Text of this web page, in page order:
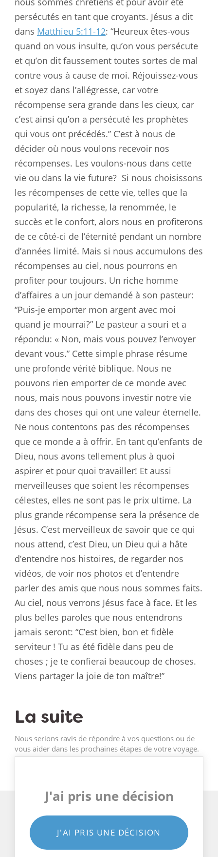
persécutés en tant que croyants. Jésus a dit
dans Matthieu 5:11-12: “Heureux êtes-vous
quand on vous insulte, qu’on vous persécute
et qu’on dit faussement toutes sortes de mal
contre vous à cause de moi. Réjouissez-vous
et soyez dans l’allégresse, car votre
récompense sera grande dans les cieux, car
c’est ainsi qu’on a persécuté les prophètes
qui vous ont précédés.” C’est à nous de
décider où nous voulons recevoir nos
récompenses. Les voulons-nous dans cette
vie ou dans la vie future? Si nous choisissons
les récompenses de cette vie, telles que la
popularité, la richesse, la renommée, le
succès et le confort, alors nous en profiterons
de ce côté-ci de l’éternité pendant un nombre
d’années limité. Mais si nous accumulons des
récompenses au ciel, nous pourrons en
profiter pour toujours. Un riche homme
d’affaires a un jour demandé à son pasteur:
“Puis-je emporter mon argent avec moi
quand je mourrai?” Le pasteur a souri et a
répondu: « Non, mais vous pouvez l’envoyer
devant vous.” Cette simple phrase résume
une profonde vérité biblique. Nous ne
pouvons rien emporter de ce monde avec
nous, mais nous pouvons investir notre vie
dans des choses qui ont une valeur éternelle.
Ne nous contentons pas des récompenses
que ce monde a à offrir. En tant qu’enfants de
Dieu, nous avons tellement plus à quoi
aspirer et pour quoi travailler! Et aussi
merveilleuses que soient les récompenses
célestes, elles ne sont pas le prix ultime. La
plus grande récompense sera la présence de
Jésus. C’est merveilleux de savoir que ce qui
nous attend, c’est Dieu, un Dieu qui a hâte
d’entendre nos histoires, de regarder nos
vidéos, de voir nos photos et d’entendre
parler des amis que nous nous sommes faits.
Au ciel, nous verrons Jésus face à face. Et les
plus belles paroles que nous entendrons
jamais seront: “C’est bien, bon et fidèle
serviteur ! Tu as été fidèle dans peu de
choses ; je te confierai beaucoup de choses.
Viens partager la joie de ton maître!”
La suite
Nous serions ravis de répondre à vos questions ou de
vous aider dans les prochaines étapes de votre voyage.
J'ai pris une décision
J'AI PRIS UNE DÉCISION